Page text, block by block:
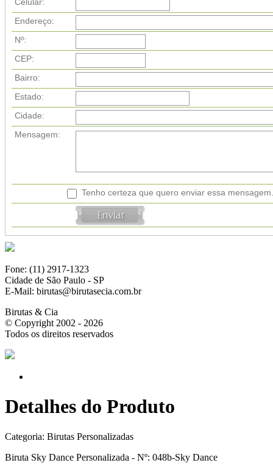
Endereço:
Nº:
CEP:
Bairro:
Estado:
Cidade:
Mensagem:
Tenho certeza que quero enviar essa mensagem.
Fone: (11) 2917-1323
Cidade de São Paulo - SP
E-Mail: birutas@birutasecia.com.br
Birutas & Cia
© Copyright 2002 - 2026
Todos os direitos reservados
Detalhes do Produto
Categoria: Birutas Personalizadas
Biruta Sky Dance Personalizada - Nº: 048b-Sky Dance